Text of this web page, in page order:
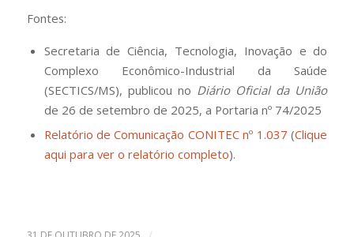
Fontes:
Secretaria de Ciência, Tecnologia, Inovação e do
Complexo Econômico-Industrial da Saúde
(SECTICS/MS), publicou no Diário Oficial da União
de 26 de setembro de 2025, a Portaria nº 74/2025
Relatório de Comunicação CONITEC nº 1.037 (Clique
aqui para ver o relatório completo).